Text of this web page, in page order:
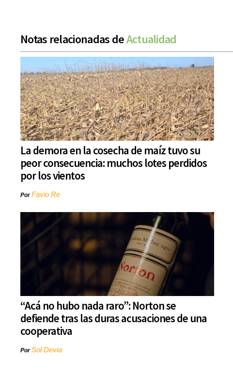
Notas relacionadas deActualidad
La demora en la cosecha de maíz tuvo su
peor consecuencia: muchos lotes perdidos
por los vientos
PorFavio Re
“Acá no hubo nada raro”: Norton se
defiende tras las duras acusaciones de una
cooperativa
PorSol Devia